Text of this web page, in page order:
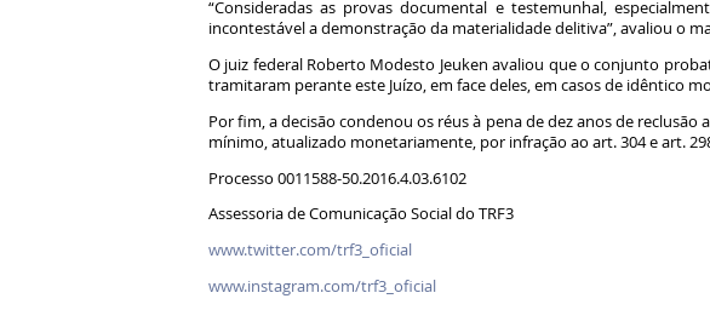
“Consideradas as provas documental e testemunhal,
incontestável a demonstração da materialidade delitiva”, avaliou o
O juiz federal Roberto Modesto Jeuken avaliou que o conjunto
tramitaram perante este Juízo, em face deles, em casos de idêntico
Por fim, a decisão condenou os réus à pena de dez anos de
mínimo, atualizado monetariamente, por infração ao art. 304 e art.
Processo 0011588-50.2016.4.03.6102
Assessoria de Comunicação Social do TRF3
www.twitter.com/trf3_oficial
www.instagram.com/trf3_oficial